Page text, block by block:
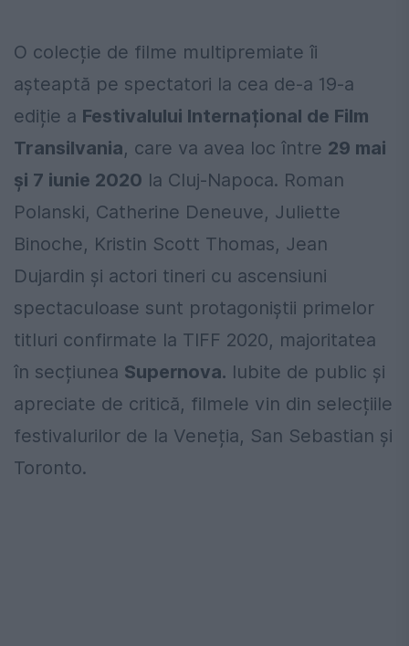
O colecție de filme multipremiate îi
așteaptă pe spectatori la cea de-a 19-a
ediție a Festivalului Internațional de Film
Transilvania, care va avea loc între 29 mai
și 7 iunie 2020 la Cluj-Napoca. Roman
Polanski, Catherine Deneuve, Juliette
Binoche, Kristin Scott Thomas, Jean
Dujardin și actori tineri cu ascensiuni
spectaculoase sunt protagoniștii primelor
titluri confirmate la TIFF 2020, majoritatea
în secțiunea Supernova. Iubite de public și
apreciate de critică, filmele vin din selecțiile
festivalurilor de la Veneția, San Sebastian și
Toronto.